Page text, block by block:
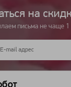
на
письма не чаще 1